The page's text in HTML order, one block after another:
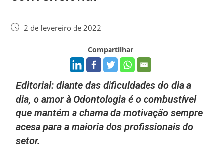
2 de fevereiro de 2022
Compartilhar
Editorial: diante das dificuldades do dia a
dia, o amor à Odontologia é o combustível
que mantém a chama da motivação sempre
acesa para a maioria dos profissionais do
setor.